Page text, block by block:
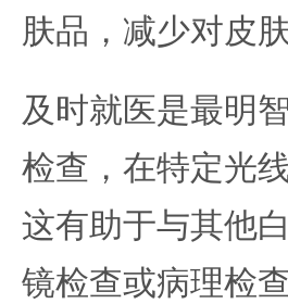
肤品，减少对皮
及时就医是最明
检查，在特定光
这有助于与其他
镜检查或病理检